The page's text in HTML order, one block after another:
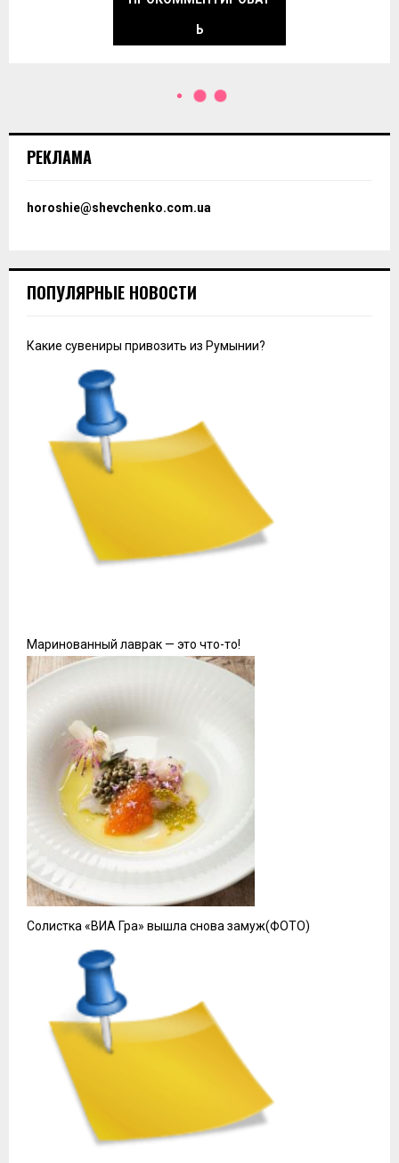
Ь
РЕКЛАМА
horoshie@shevchenko.com.ua
ПОПУЛЯРНЫЕ НОВОСТИ
Какие сувениры привозить из Румынии?
Маринованный лаврак — это что-то!
Солистка «ВИА Гра» вышла снова замуж(ФОТО)